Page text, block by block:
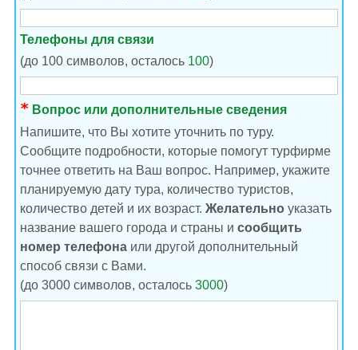
Телефоны для связи
(до 100 символов, осталось 100)
Вопрос или дополнительные сведения
Напишите, что Вы хотите уточнить по туру.
Сообщите подробности, которые помогут турфирме
точнее ответить на Ваш вопрос. Например, укажите
планируемую дату тура, количество туристов,
количество детей и их возраст. Желательно указать
название вашего города и страны и сообщить
номер телефона или другой дополнительный
способ связи с Вами.
(до 3000 символов, осталось 3000)